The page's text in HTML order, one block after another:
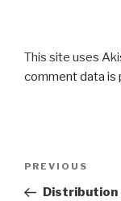
This site uses
comment data is
Previous
Post
PREVIOUS
Distribution